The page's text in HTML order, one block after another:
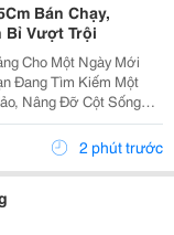
Bán Chạy,
Bỉ Vượt Trội
Cho Một Ngày Mới
Đang Tìm Kiếm Một
Nâng Đỡ Cột Sống
Chục Năm, Nệm
Lệ Vàng&Rdquo;
2 phút trước